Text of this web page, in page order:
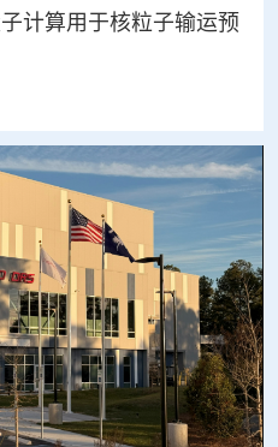
计算用于核粒子输运预